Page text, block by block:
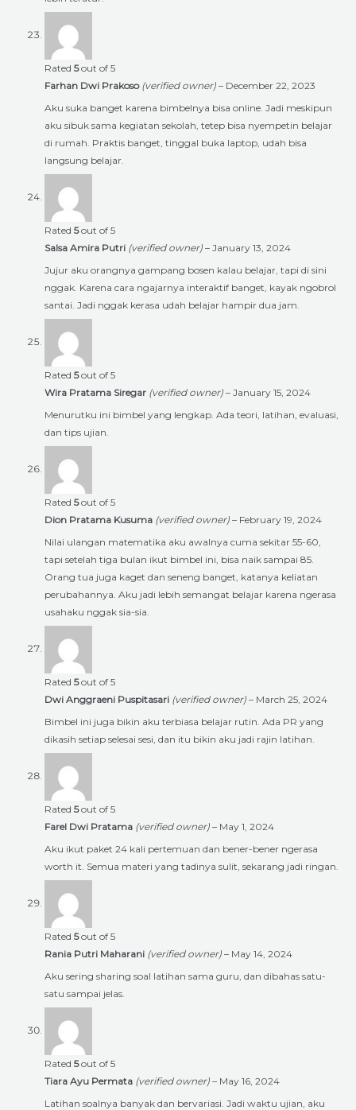
Rated 5out of 5
Farhan Dwi Prakoso (verified owner) – December 22, 2023
Aku suka banget karena bimbelnya bisa online. Jadi meskipun
aku sibuk sama kegiatan sekolah, tetep bisa nyempetin belajar
di rumah. Praktis banget, tinggal buka laptop, udah bisa
langsung belajar.
Rated 5out of 5
Salsa Amira Putri (verified owner) – January 13, 2024
Jujur aku orangnya gampang bosen kalau belajar, tapi di sini
nggak. Karena cara ngajarnya interaktif banget, kayak ngobrol
santai. Jadi nggak kerasa udah belajar hampir dua jam.
Rated 5out of 5
Wira Pratama Siregar (verified owner) – January 15, 2024
Menurutku ini bimbel yang lengkap. Ada teori, latihan, evaluasi,
dan tips ujian.
Rated 5out of 5
Dion Pratama Kusuma (verified owner) – February 19, 2024
Nilai ulangan matematika aku awalnya cuma sekitar 55-60,
tapi setelah tiga bulan ikut bimbel ini, bisa naik sampai 85.
Orang tua juga kaget dan seneng banget, katanya keliatan
perubahannya. Aku jadi lebih semangat belajar karena ngerasa
usahaku nggak sia-sia.
Rated 5out of 5
Dwi Anggraeni Puspitasari (verified owner) – March 25, 2024
Bimbel ini juga bikin aku terbiasa belajar rutin. Ada PR yang
dikasih setiap selesai sesi, dan itu bikin aku jadi rajin latihan.
Rated 5out of 5
Farel Dwi Pratama (verified owner) – May 1, 2024
Aku ikut paket 24 kali pertemuan dan bener-bener ngerasa
worth it. Semua materi yang tadinya sulit, sekarang jadi ringan.
Rated 5out of 5
Rania Putri Maharani (verified owner) – May 14, 2024
Aku sering sharing soal latihan sama guru, dan dibahas satu-
satu sampai jelas.
Rated 5out of 5
Tiara Ayu Permata (verified owner) – May 16, 2024
Latihan soalnya banyak dan bervariasi. Jadi waktu ujian, aku